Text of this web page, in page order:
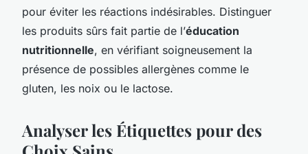
pour éviter les réactions indésirables. Distinguer
les produits sûrs fait partie de l’éducation
nutritionnelle, en vérifiant soigneusement la
présence de possibles allergènes comme le
gluten, les noix ou le lactose.
Analyser les Étiquettes pour des